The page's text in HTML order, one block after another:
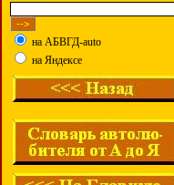
на АБВГД-auto
на Яндексе